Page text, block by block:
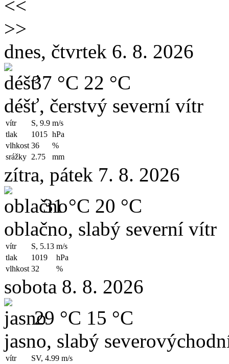
<<
>>
dnes, čtvrtek 6. 8. 2026
37 °C 22 °C
déšť, čerstvý severní vítr
vítr S, 9.9 m/s
tlak
1015 hPa
vlhkost 36
%
srážky 2.75 mm
zítra, pátek 7. 8. 2026
31 °C 20 °C
oblačno, slabý severní vítr
vítr S, 5.13 m/s
tlak
1019
hPa
vlhkost 32 %
sobota 8. 8. 2026
29 °C 15 °C
jasno, slabý
vítr SV, 4.99 m/s